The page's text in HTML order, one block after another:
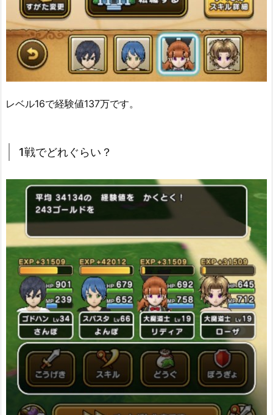
レベル16で経験値137万です。
1戦でどれぐらい？